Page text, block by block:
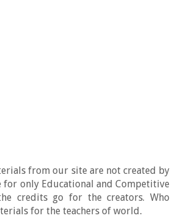
from our site are not created by
for only Educational and Competitive
credits go for the creators. Who
for the teachers of world.